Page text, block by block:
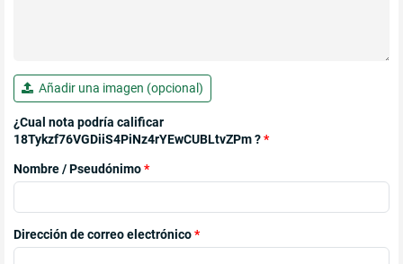
Añadir una imagen (opcional)
¿Cual nota podría calificar
18Tykzf76VGDiiS4PiNz4rYEwCUBLtvZPm ?*
Nombre / Pseudónimo*
Dirección de correo electrónico*